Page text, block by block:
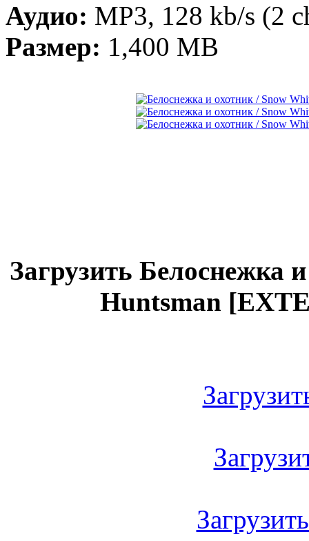
Аудио: MP3, 128 kb/s (2
Размер: 1,400 MB
Загрузить Белоснежка
Huntsman